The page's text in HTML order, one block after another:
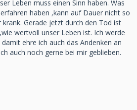
Leben muss einen Sinn haben. Was
haben ,kann auf Dauer nicht so
Gerade jetzt durch den Tod ist
wertvoll unser Leben ist. Ich werde
ehre ich auch das Andenken an
auch noch gerne bei mir geblieben.